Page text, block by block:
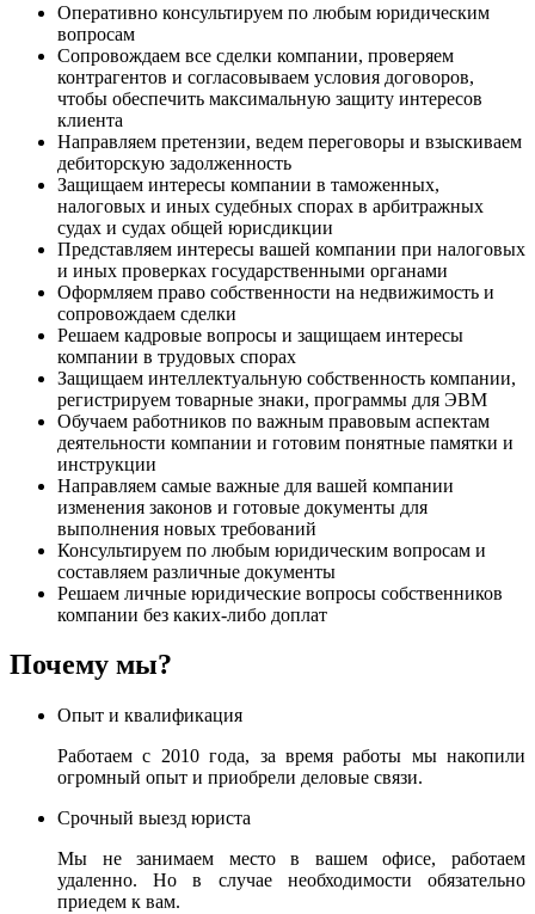
Оперативно консультируем по любым юридическим
вопросам
Сопровождаем все сделки компании, проверяем
контрагентов и согласовываем условия договоров,
чтобы обеспечить максимальную защиту интересов
клиента
Направляем претензии, ведем переговоры и взыскиваем
дебиторскую задолженность
Защищаем интересы компании в таможенных,
налоговых и иных судебных спорах в арбитражных
судах и судах общей юрисдикции
Представляем интересы вашей компании при налоговых
и иных проверках государственными органами
Оформляем право собственности на недвижимость и
сопровождаем сделки
Решаем кадровые вопросы и защищаем интересы
компании в трудовых спорах
Защищаем интеллектуальную собственность компании,
регистрируем товарные знаки, программы для ЭВМ
Обучаем работников по важным правовым аспектам
деятельности компании и готовим понятные памятки и
инструкции
Направляем самые важные для вашей компании
изменения законов и готовые документы для
выполнения новых требований
Консультируем по любым юридическим вопросам и
составляем различные документы
Решаем личные юридические вопросы собственников
компании без каких-либо доплат
Почему мы?
Опыт и квалификация
Работаем с 2010 года, за время работы мы накопили
огромный опыт и приобрели деловые связи.
Срочный выезд юриста
Мы не занимаем место в вашем офисе, работаем
удаленно. Но в случае необходимости обязательно
приедем к вам.